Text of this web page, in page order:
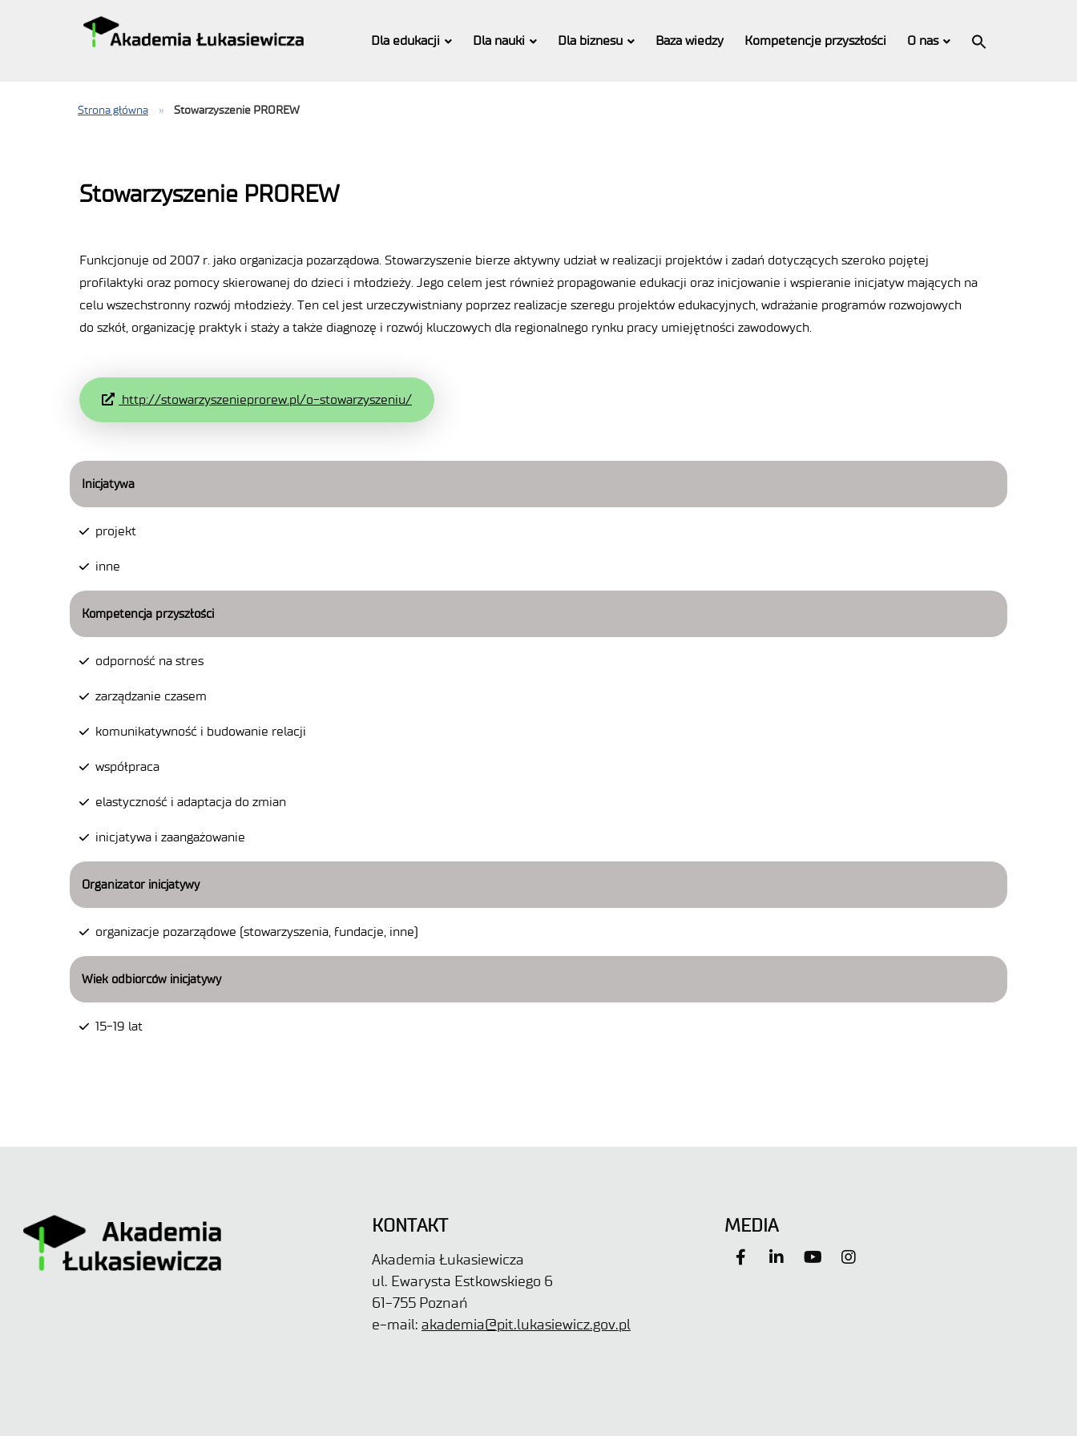
Dla edukacji Dla nauki Dla biznesu Baza wiedzy Kompetencje przyszłości O nas
Strona główna » Stowarzyszenie PROREW
Stowarzyszenie PROREW
Funkcjonuje od 2007 r. jako organizacja pozarządowa. Stowarzyszenie bierze aktywny udział w realizacji projektów i zadań dotyczących szeroko pojętej
profilaktyki oraz pomocy skierowanej do dzieci i młodzieży. Jego celem jest również propagowanie edukacji oraz inicjowanie i wspieranie inicjatyw mających na
celu wszechstronny rozwój młodzieży. Ten cel jest urzeczywistniany poprzez realizacje szeregu projektów edukacyjnych, wdrażanie programów rozwojowych
do szkół, organizację praktyk i staży a także diagnozę i rozwój kluczowych dla regionalnego rynku pracy umiejętności zawodowych.
http://stowarzyszenieprorew.pl/o-stowarzyszeniu/
Inicjatywa
projekt
inne
Kompetencja przyszłości
odporność na stres
zarządzanie czasem
komunikatywność i budowanie relacji
współpraca
elastyczność i adaptacja do zmian
inicjatywa i zaangażowanie
Organizator inicjatywy
organizacje pozarządowe (stowarzyszenia, fundacje, inne)
Wiek odbiorców inicjatywy
15-19 lat
KONTAKT
Akademia Łukasiewicza
ul. Ewarysta Estkowskiego 6
61-755 Poznań
e-mail: akademia@pit.lukasiewicz.gov.pl
MEDIA